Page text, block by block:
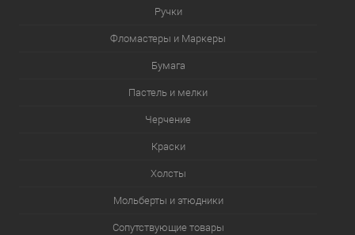
Ручки
Фломастеры и Маркеры
Бумага
Пастель и мелки
Черчение
Краски
Холсты
Мольберты и этюдники
Сопутствующие товары